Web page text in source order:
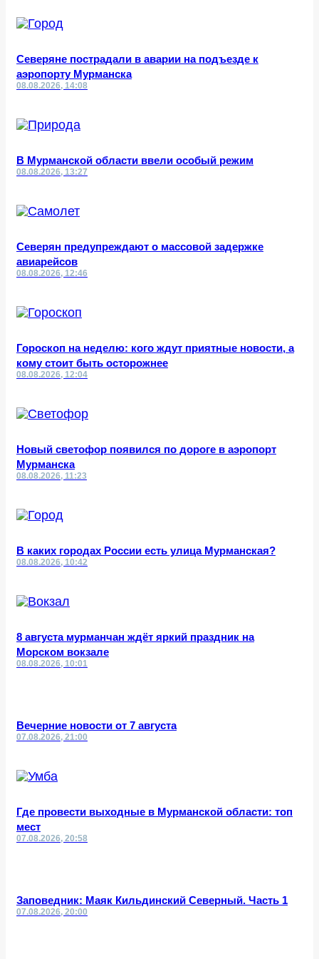
Северяне пострадали в аварии на подъезде к
аэропорту Мурманска
08.08.2026, 14:08
В Мурманской области ввели особый режим
08.08.2026, 13:27
Северян предупреждают о массовой задержке
авиарейсов
08.08.2026, 12:46
Гороскоп на неделю: кого ждут приятные новости, а
кому стоит быть осторожнее
08.08.2026, 12:04
Новый светофор появился по дороге в аэропорт
Мурманска
08.08.2026, 11:23
В каких городах России есть улица Мурманская?
08.08.2026, 10:42
8 августа мурманчан ждёт яркий праздник на
Морском вокзале
08.08.2026, 10:01
Вечерние новости от 7 августа
07.08.2026, 21:00
Где провести выходные в Мурманской области: топ
мест
07.08.2026, 20:58
Заповедник: Маяк Кильдинский Северный. Часть 1
07.08.2026, 20:00